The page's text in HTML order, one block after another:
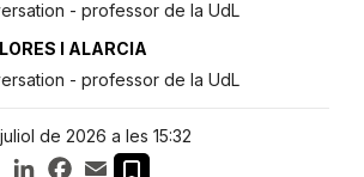
- professor de la UdL
I ALARCIA
- professor de la UdL
de 2026 a les 15:32
TelegramLinkedInFacebook
Email